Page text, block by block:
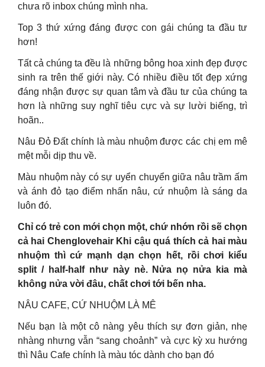
chưa rõ inbox chúng mình nha.
Top 3 thứ xứng đáng được con gái chúng ta đầu tư
hơn!
Tất cả chúng ta đều là những bông hoa xinh đẹp được
sinh ra trên thế giới này. Có nhiều điều tốt đẹp xứng
đáng nhận được sự quan tâm và đầu tư của chúng ta
hơn là những suy nghĩ tiêu cực và sự lười biếng, trì
hoãn..
Nâu Đỏ Đất chính là màu nhuộm được các chị em mê
mệt mỗi dịp thu về.
Màu nhuộm này có sự uyển chuyển giữa nâu trầm ấm
và ánh đỏ tạo điểm nhấn nâu, cứ nhuộm là sáng da
luôn đó.
Chỉ có trẻ con mới chọn một, chứ nhớn rồi sẽ chọn
cả hai Chenglovehair Khi cậu quá thích cả hai màu
nhuộm thì cứ mạnh dạn chọn hết, rồi chơi kiểu
split / half-half như này nè. Nửa nọ nửa kia mà
không nửa vời đâu, chất chơi tới bến nha.
NÂU CAFE, CỨ NHUỘM LÀ MÊ
Nếu bạn là một cô nàng yêu thích sự đơn giản, nhẹ
nhàng nhưng vẫn “sang choảnh” và cực kỳ xu hướng
thì Nâu Cafe chính là màu tóc dành cho bạn đó